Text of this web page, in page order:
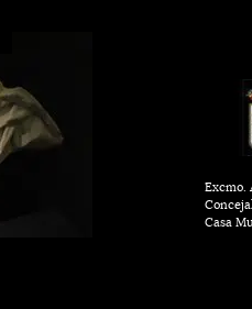
Excmo.
Casa